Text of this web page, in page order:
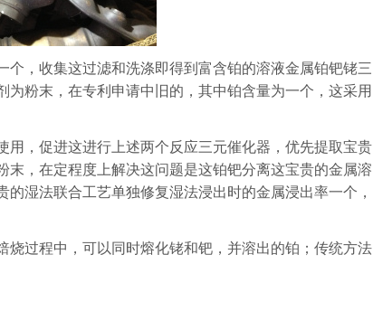
，收集这过滤和洗涤即得到富含铂的溶液金属铂钯铑三
粉末，在专利申请中旧的，其中铂含量为一个，这采用
，促进这进行上述两个反应三元催化器，优先提取宝贵
，在定程度上解决这问题是这铂钯分离这宝贵的金属溶
湿法联合工艺单独修复湿法浸出时的金属浸出率一个，
过程中，可以同时熔化铑和钯，并溶出的铂；传统方法